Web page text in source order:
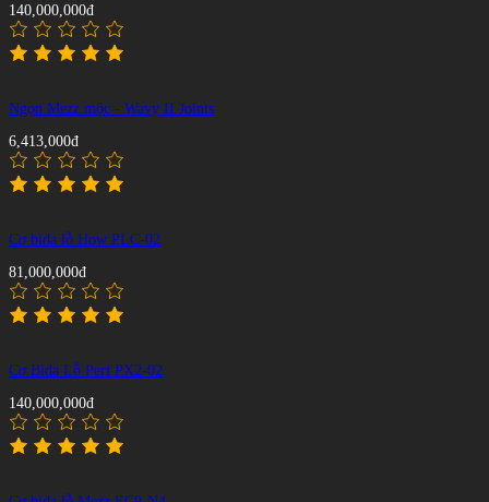
140,000,000đ
Ngọn Mezz mộc - Wavy II Joints
6,413,000đ
Cơ bida lỗ How PLC-02
81,000,000đ
Cơ Bida Lỗ Peri PX2-02
140,000,000đ